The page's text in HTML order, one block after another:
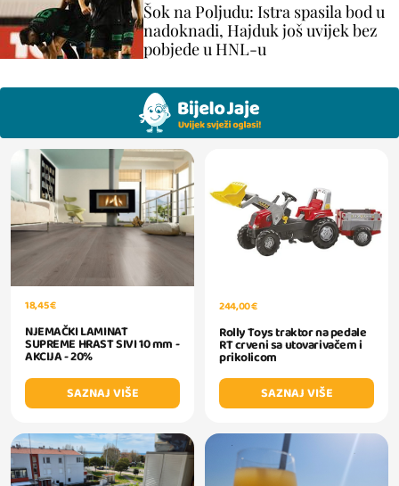
Šok na Poljudu: Istra spasila bod u
nadoknadi, Hajduk još uvijek bez
pobjede u HNL-u
18,45 €
NJEMAČKI LAMINAT
SUPREME HRAST SIVI 10 mm -
AKCIJA - 20%
SAZNAJ VIŠE
244,00 €
Rolly Toys traktor na pedale
RT crveni sa utovarivačem i
prikolicom
SAZNAJ VIŠE